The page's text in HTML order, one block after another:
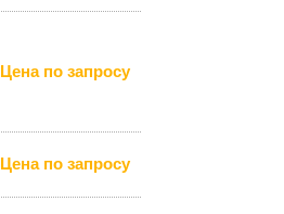
Цена по запросу
Цена по запросу